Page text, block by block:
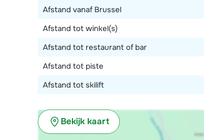
Afstand vanaf Brussel
Afstand tot winkel(s)
Afstand tot restaurant of bar
Afstand tot piste
Afstand tot skilift
Bekijk kaart